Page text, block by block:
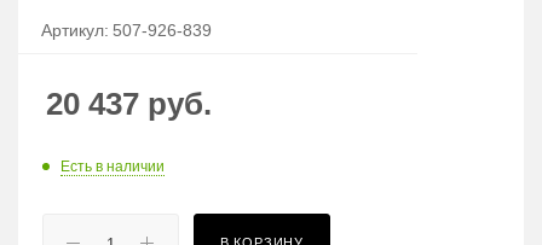
Артикул: 507-926-839
20 437 руб.
Есть в наличии